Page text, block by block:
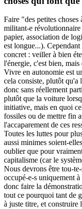
Faire "des petites
militant-e
papier, association de
est longue...).
concret : veiller à bien
l'énergie, c'est bien,
Vivre en autonomie est
cela consiste, plutôt qu'a
donc sans réellement
plutôt que la voiture
initiative, mais en quoi
fossiles ou de mettre fin
l'accaparement de ces
Toutes les luttes pour
aussi minimes soient-
oublier que pour
capitalisme (car le
Nous devrons être tou-
occupé-e-s uniquement
donc faire la
tout ce pourquoi tant de
à juste titre, et construire